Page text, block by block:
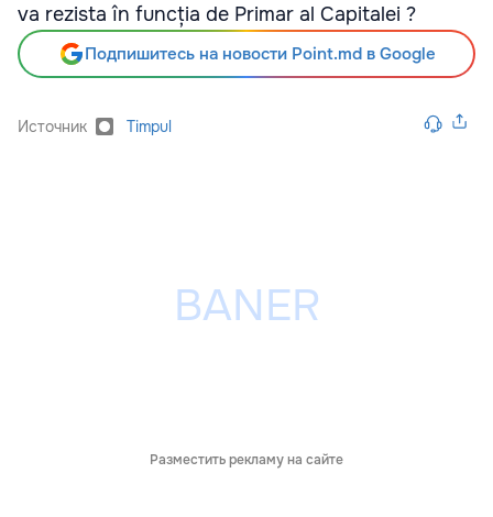
va rezista în funcția de Primar al Capitalei ?
Подпишитесь на новости Point.md в Google
Источник Timpul
Разместить рекламу на сайте